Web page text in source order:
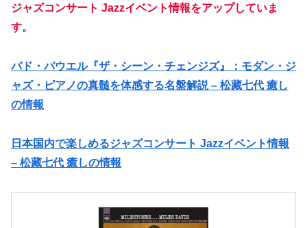
ジャズコンサート Jazzイベント情報をアップしていま
す。
バド・パウエル『ザ・シーン・チェンジズ』：モダン・ジ
ャズ・ピアノの真髄を体感する名盤解説 – 松藏七代 癒し
の情報
日本国内で楽しめるジャズコンサート Jazzイベント情報
– 松藏七代 癒しの情報